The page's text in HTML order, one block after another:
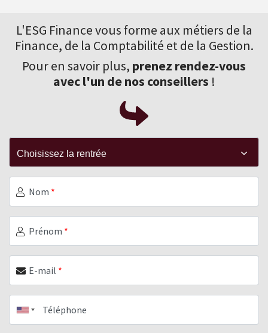
L'ESG Finance vous forme aux métiers de la
Finance, de la Comptabilité et de la Gestion.
Pour en savoir plus, prenez rendez-vous
avec l'un de nos conseillers !
Nom *
Prénom *
E-mail *
Téléphone